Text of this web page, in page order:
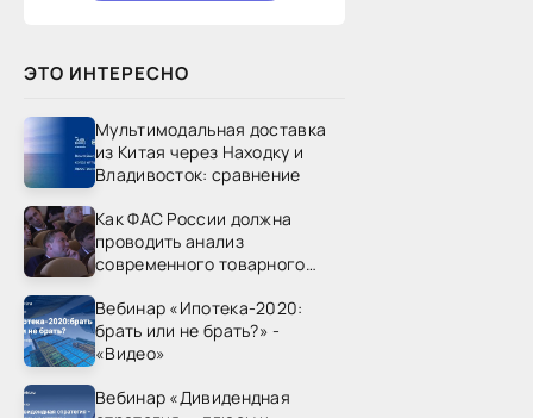
ЭТО ИНТЕРЕСНО
Мультимодальная доставка
из Китая через Находку и
Владивосток: сравнение
Как ФАС России должна
проводить анализ
современного товарного
России»
Вебинар «Ипотека-2020:
брать или не брать?» -
«Видео»
Вебинар «Дивидендная